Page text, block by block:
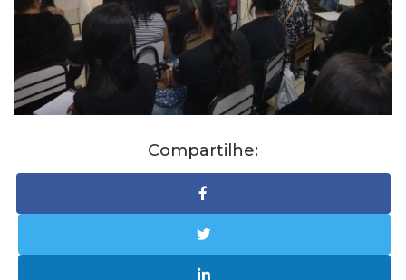
Compartilhe: